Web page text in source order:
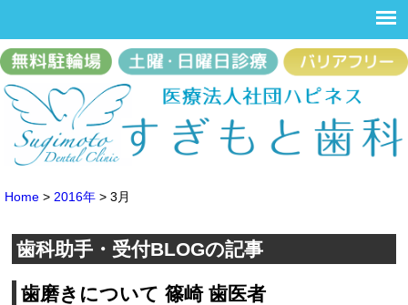
Home > 2016年 > 3月
歯科助手・受付BLOGの記事
歯磨きについて 篠崎 歯医者